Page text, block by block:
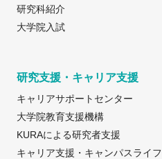
研究科紹介
大学院入試
研究支援・キャリア支援
キャリアサポートセンター
大学院教育支援機構
KURAによる研究者支援
キャリア支援・キャンパスライフ